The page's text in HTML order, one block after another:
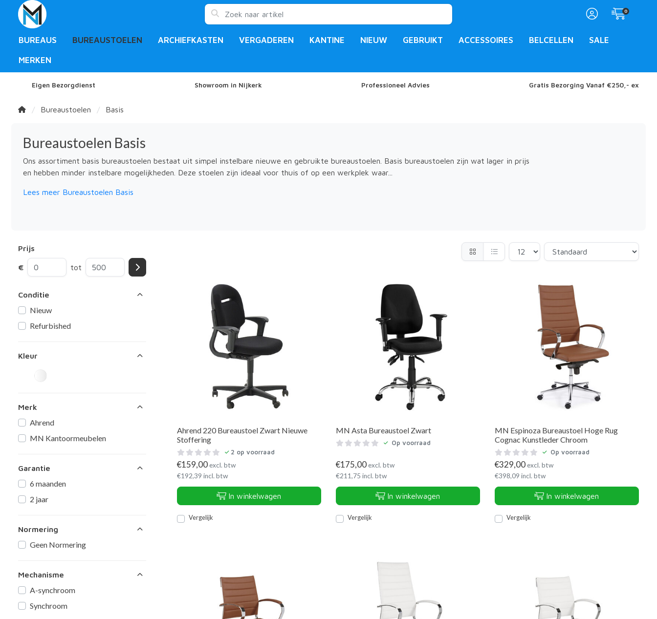
0
BUREAUS BUREAUSTOELEN ARCHIEFKASTEN VERGADEREN KANTINE NIEUW GEBRUIKT ACCESSOIRES BELCELLEN SALE
MERKEN
Eigen Bezorgdienst Showroom in Nijkerk Professioneel Advies Gratis Bezorging Vanaf €250,- ex
Bureaustoelen Basis
Bureaustoelen Basis
Ons assortiment basis bureaustoelen bestaat uit simpel instelbare nieuwe en gebruikte bureaustoelen. Basis bureaustoelen zijn wat lager in prijs
en hebben minder instelbare mogelijkheden. Deze stoelen zijn ideaal voor thuis of op een werkplek waar...
Lees meer Bureaustoelen Basis
Prijs
€ tot
Conditie
Nieuw
Refurbished
Kleur
Merk
Ahrend
MN Kantoormeubelen
Garantie
6 maanden
2 jaar
Normering
Geen Normering
Mechanisme
A-synchroom
Synchroom
Ahrend 220 Bureaustoel Zwart Nieuwe
Stoffering
2 op voorraad
€159,00excl. btw
€192,39 incl. btw
In winkelwagen
Vergelijk
MN Asta Bureaustoel Zwart
Op voorraad
€175,00excl. btw
€211,75 incl. btw
In winkelwagen
Vergelijk
MN Espinoza Bureaustoel Hoge Rug
Cognac Kunstleder Chroom
Op voorraad
€329,00excl. btw
€398,09 incl. btw
In winkelwagen
Vergelijk